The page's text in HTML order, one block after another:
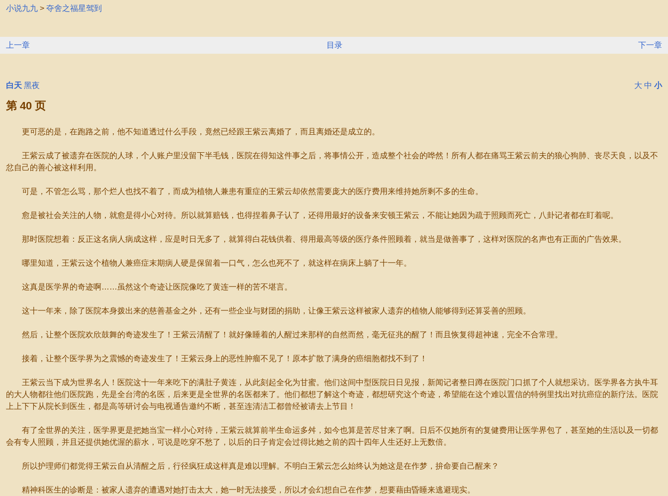
小说九九 > 夺舍之福星驾到
上一章 目录 下一章
白天 黑夜 大 中 小
第 40 页
更可恶的是，在跑路之前，他不知道透过什么手段，竟然已经跟王紫云离婚了，而且离婚还是成立的。
王紫云成了被遗弃在医院的人球，个人账户里没留下半毛钱，医院在得知这件事之后，将事情公开，造成整个社会的哗然！所有人都在痛骂王紫云前夫的狼心狗肺、丧尽天良，以及不
忿自己的善心被这样利用。
可是，不管怎么骂，那个烂人也找不着了，而成为植物人兼患有重症的王紫云却依然需要庞大的医疗费用来维持她所剩不多的生命。
愈是被社会关注的人物，就愈是得小心对待。所以就算赔钱，也得捏着鼻子认了，还得用最好的设备来安顿王紫云，不能让她因为疏于照顾而死亡，八卦记者都在盯着呢。
那时医院想着：反正这名病人病成这样，应是时日无多了，就算得白花钱供着、得用最高等级的医疗条件照顾着，就当是做善事了，这样对医院的名声也有正面的广告效果。
哪里知道，王紫云这个植物人兼癌症末期病人硬是保留着一口气，怎么也死不了，就这样在病床上躺了十一年。
这真是医学界的奇迹啊……虽然这个奇迹让医院像吃了黄连一样的苦不堪言。
这十一年来，除了医院本身拨出来的慈善基金之外，还有一些企业与财团的捐助，让像王紫云这样被家人遗弃的植物人能够得到还算妥善的照顾。
然后，让整个医院欢欣鼓舞的奇迹发生了！王紫云清醒了！就好像睡着的人醒过来那样的自然而然，毫无征兆的醒了！而且恢复得超神速，完全不合常理。
接着，让整个医学界为之震憾的奇迹发生了！王紫云身上的恶性肿瘤不见了！原本扩散了满身的癌细胞都找不到了！
王紫云当下成为世界名人！医院这十一年来吃下的满肚子黄连，从此刻起全化为甘蜜。他们这间中型医院日日见报，新闻记者整日蹲在医院门口抓了个人就想采访。医学界各方执牛耳
的大人物都往他们医院跑，先是全台湾的名医，后来更是全世界的名医都来了。他们都想了解这个奇迹，都想研究这个奇迹，希望能在这个难以置信的特例里找出对抗癌症的新疗法。医院
上上下下从院长到医生，都是高等研讨会与电视通告邀约不断，甚至连清洁工都曾经被请去上节目！
有了全世界的关注，医学界更是把她当宝一样小心对待，王紫云就算前半生命运多舛，如今也算是苦尽甘来了啊。日后不仅她所有的复健费用让医学界包了，甚至她的生活以及一切都
会有专人照顾，并且还提供她优渥的薪水，可说是吃穿不愁了，以后的日子肯定会过得比她之前的四十四年人生还好上无数倍。
所以护理师们都觉得王紫云自从清醒之后，行径疯狂成这样真是难以理解。不明白王紫云怎么始终认为她这是在作梦，拚命要自己醒来？
精神科医生的诊断是：被家人遗弃的遭遇对她打击太大，她一时无法接受，所以才会幻想自己在作梦，想要藉由昏睡来逃避现实。